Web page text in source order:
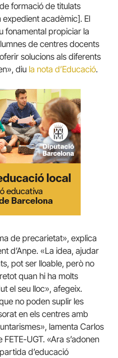
formació de titulats
acadèmic]. El
fonamental propiciar la
de centres docents
solucions als diferents
diu la nota d’Educació.
de precarietat», explica
d’Anpe. «La idea, ajudar
pot ser lloable, però no
quan hi ha molts
el seu lloc», afegeix.
no poden suplir les
en els centres amb
lamenta Carlos
UGT. «Ara s’adonen
d’educació